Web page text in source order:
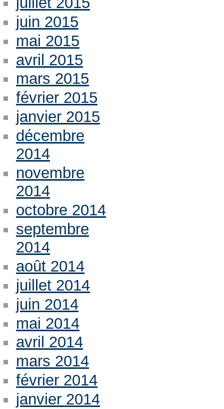
juin 2015
mai 2015
avril 2015
mars 2015
février 2015
janvier 2015
décembre
2014
novembre
2014
octobre 2014
septembre
2014
août 2014
juillet 2014
juin 2014
mai 2014
avril 2014
mars 2014
février 2014
janvier 2014